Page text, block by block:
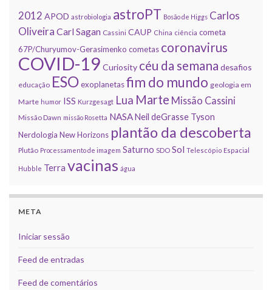
2012 APOD astrobiologia astroPT Bosão de Higgs Carlos
Oliveira Carl Sagan Cassini CAUP China ciência cometa
67P/Churyumov-Gerasimenko cometas coronavirus
COVID-19 Curiosity céu da semana desafios
educação ESOexoplanetasfim do mundo geologia em
Marte humor ISS Kurzgesagt Lua Marte Missão Cassini
Missão Dawn missão Rosetta NASANeil deGrasse Tyson
Nerdologia New Horizons plantão da descoberta
Plutão Processamento de imagem Saturno SDO Sol Telescópio Espacial
Hubble Terra vacinas água
META
Iniciar sessão
Feed de entradas
Feed de comentários